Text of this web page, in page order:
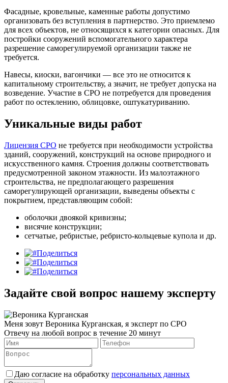
Фасадные, кровельные, каменные работы допустимо
организовать без вступления в партнерство. Это приемлемо
для всех объектов, не относящихся к категории опасных. Для
постройки сооружений вспомогательного характера
разрешение саморегулируемой организации также не
требуется.
Навесы, киоски, вагончики — все это не относится к
капитальному строительству, а значит, не требует допуска на
возведение. Участие в СРО не потребуется для проведения
работ по остеклению, облицовке, оштукатуриванию.
Уникальные виды работ
Лицензия СРО не требуется при необходимости устройства
зданий, сооружений, конструкций на основе природного и
искусственного камня. Строения должны соответствовать
предусмотренной законом этажности. Из малоэтажного
строительства, не предполагающего разрешения
саморегулирующей организации, выведены объекты с
покрытием, представляющим собой:
оболочки двоякой кривизны;
висячие конструкции;
сетчатые, ребристые, ребристо-кольцевые купола и др.
Поделиться
Поделиться
Поделиться
Задайте свой вопрос нашему эксперту
Меня зовут Вероника Курганская, я эксперт по СРО
Отвечу на любой вопрос в течение 20 минут
Даю согласие на обработку персональных данных